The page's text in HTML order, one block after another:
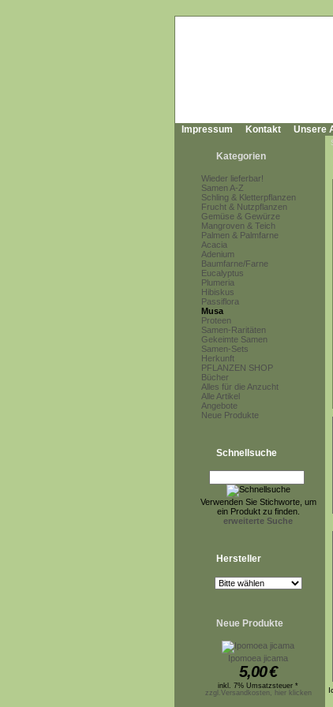
Impressum Kontakt Unsere
Kategorien
Wieder lieferbar!
Samen A-Z
Schling & Kletterpflanzen
Frucht & Nutzpflanzen
Gemüse & Gewürze
Mangroven & Teich
Palmen & Palmfarne
Acacia
Adenium
Baumfarne/Farne
Eucalyptus
Plumeria
Hibiskus
Passiflora
Musa
Proteen
Samen-Raritäten
Gekeimte Samen
Samen-Sets
Herkunft
PFLANZEN SHOP
Bücher
Alles für die Anzucht
Alle Artikel
Angebote
Neue Produkte
Schnellsuche
Verwenden Sie Stichworte, um
ein Produkt zu finden.
erweiterte Suche
Hersteller
Neue Produkte
Ipomoea jicama
5,00€
inkl. 7% Umsatzsteuer *
zzgl.Versandkosten, hier klicken